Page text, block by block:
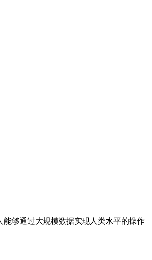
够通过大规模数据实现人类水平的操作